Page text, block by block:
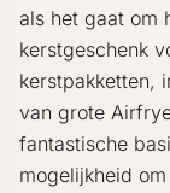
als het gaat om
kerstgeschenk
kerstpakketten,
van grote
fantastische
mogelijkheid